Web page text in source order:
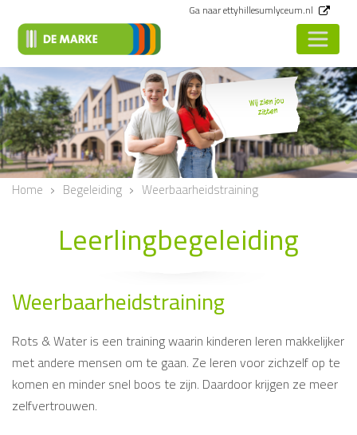
Ga naar ettyhillesumlyceum.nl
Wij zien jou
zitten
Vorige
Home Begeleiding Weerbaarheidstraining
Leerlingbegeleiding
Weerbaarheidstraining
Rots & Water is een training waarin kinderen leren makkelijker
met andere mensen om te gaan. Ze leren voor zichzelf op te
komen en minder snel boos te zijn. Daardoor krijgen ze meer
zelfvertrouwen.